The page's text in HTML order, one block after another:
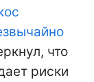
что
риски